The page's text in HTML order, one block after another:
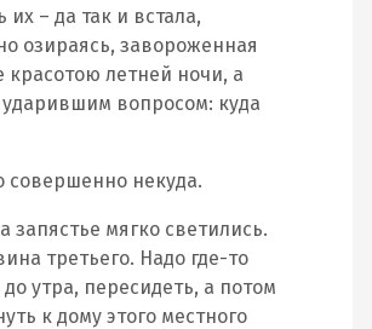
их – да так и встала,
озираясь, завороженная
красотою летней ночи, а
вопросом: куда
совершенно некуда.
запястье мягко светились.
третьего. Надо где-то
до утра, пересидеть, а потом
к дому этого местного